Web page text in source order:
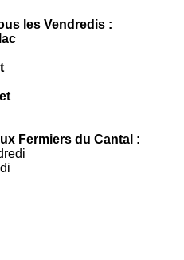
les Vendredis :
Fermiers du Cantal :